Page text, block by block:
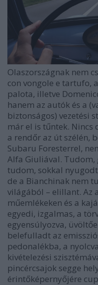
Olaszországnak nem
con vongole e tartufo,
palota, illetve
hanem az autók és a
biztonságos) vezetési
már el is tűntek. Nincs
a rendőr az út szélén,
Subaru Foresterrel,
Alfa Giuliával. Tudom,
tudom, sokkal
de a Bianchinak nem
világából – elillant. Az
műemlékeken és a
egyedi, izgalmas, a
egyensúlyozva,
belefulladt az
pedonalékba, a
kivételezési
pincércsajok segge
érintőképernyőjére